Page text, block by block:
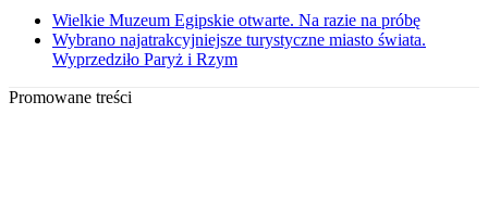
Wielkie Muzeum Egipskie otwarte. Na razie na próbę
Wybrano najatrakcyjniejsze turystyczne miasto świata.
Wyprzedziło Paryż i Rzym
Promowane treści